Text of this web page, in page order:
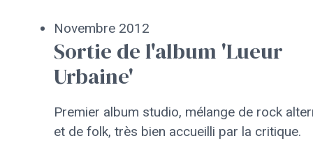
Novembre 2012
Sortie de l'album 'Lueur
Urbaine'
Premier album studio, mélange de rock
et de folk, très bien accueilli par la critique.